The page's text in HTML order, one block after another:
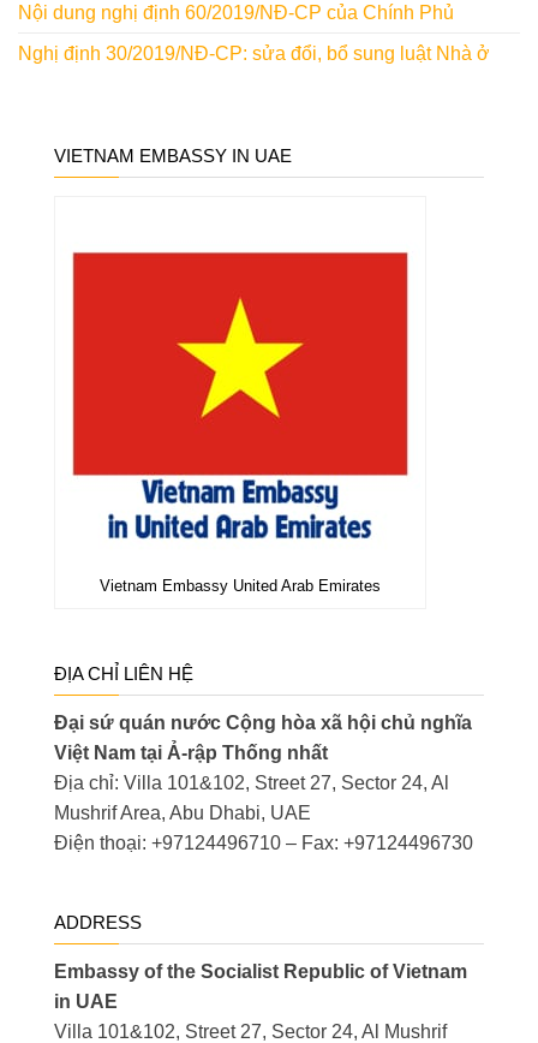
Nội dung nghị định 60/2019/NĐ-CP của Chính Phủ
Nghị định 30/2019/NĐ-CP: sửa đổi, bổ sung luật Nhà ở
VIETNAM EMBASSY IN UAE
Vietnam Embassy United Arab Emirates
ĐỊA CHỈ LIÊN HỆ
Đại sứ quán nước Cộng hòa xã hội chủ nghĩa
Việt Nam tại Ả-rập Thống nhất
Địa chỉ: Villa 101&102, Street 27, Sector 24, Al
Mushrif Area, Abu Dhabi, UAE
Điện thoại: +97124496710 – Fax: +97124496730
ADDRESS
Embassy of the Socialist Republic of Vietnam
in UAE
Villa 101&102, Street 27, Sector 24, Al Mushrif